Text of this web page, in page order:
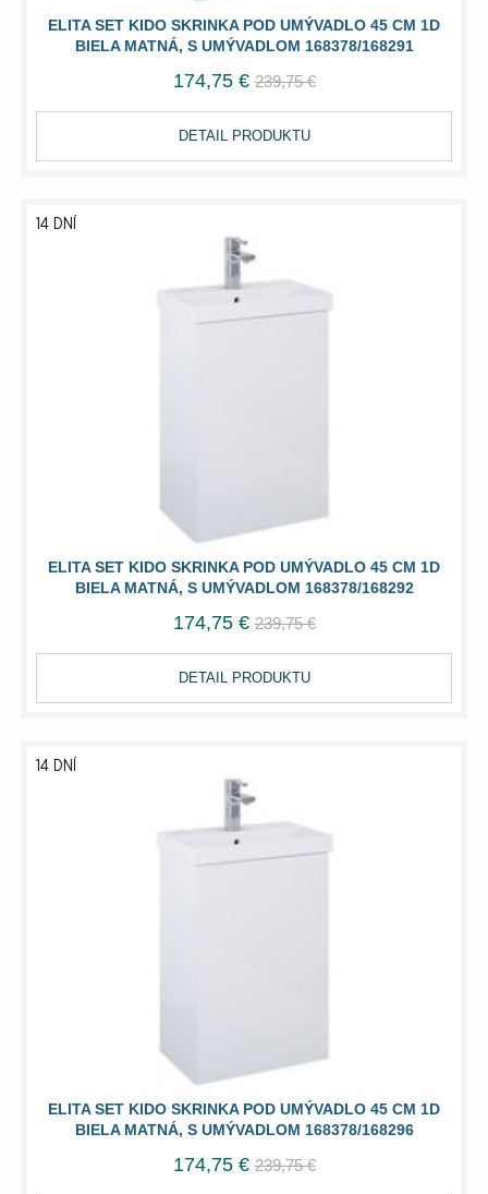
ELITA SET KIDO SKRINKA POD UMÝVADLO 45 CM 1D
BIELA MATNÁ, S UMÝVADLOM 168378/168291
174,75 € 239,75 €
DETAIL PRODUKTU
ELITA SET KIDO SKRINKA POD UMÝVADLO 45 CM 1D
BIELA MATNÁ, S UMÝVADLOM 168378/168292
14 DNÍ
174,75 € 239,75 €
DETAIL PRODUKTU
ELITA SET KIDO SKRINKA POD UMÝVADLO 45 CM 1D
BIELA MATNÁ, S UMÝVADLOM 168378/168296
14 DNÍ
174,75 € 239,75 €